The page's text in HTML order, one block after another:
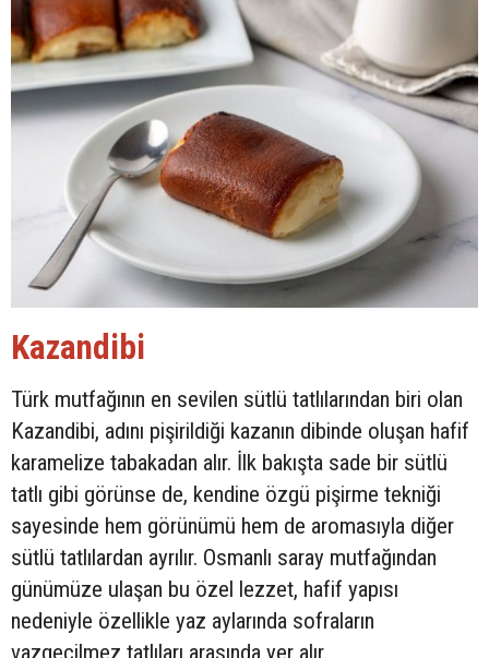
Kazandibi
Türk mutfağının en sevilen sütlü tatlılarından biri olan
Kazandibi, adını pişirildiği kazanın dibinde oluşan hafif
karamelize tabakadan alır. İlk bakışta sade bir sütlü
tatlı gibi görünse de, kendine özgü pişirme tekniği
sayesinde hem görünümü hem de aromasıyla diğer
sütlü tatlılardan ayrılır. Osmanlı saray mutfağından
günümüze ulaşan bu özel lezzet, hafif yapısı
nedeniyle özellikle yaz aylarında sofraların
vazgeçilmez tatlıları arasında yer alır.